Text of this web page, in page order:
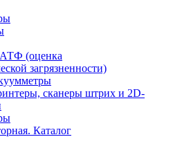
(оценка
загрязненности)
сканеры штрих и 2D-
Каталог